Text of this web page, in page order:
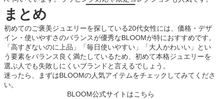
まとめ
初めてのご褒美ジュエリーを探している20代女性には、価格・デザ
イン・使いやすさのバランスが優秀なBLOOMが特におすすめです。
「高すぎないのに上品」「毎日使いやすい」「大人かわいい」とい
う要素をバランス良く満たしているため、初めて本格ジュエリーを
選ぶ人でも失敗しにくいブランドと言えるでしょう。
迷ったら、まずはBLOOMの人気アイテムをチェックしてみてくださ
い。
BLOOM公式サイトはこちら